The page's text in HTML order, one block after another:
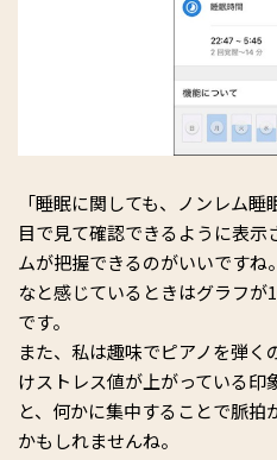
「睡眠に関しても、ノンレム
目で見て確認できるように表
ムが把握できるのがいいです
なと感じているときはグラフが
です。
また、私は趣味でピアノを弾
けストレス値が上がっている印
と、何かに集中することで脈
かもしれませんね。